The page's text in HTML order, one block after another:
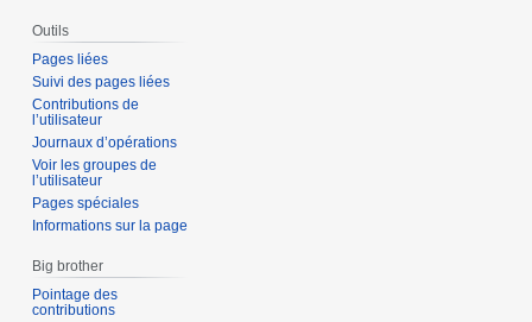
Outils
Pages liées
Suivi des pages liées
Contributions de
l’utilisateur
Journaux d’opérations
Voir les groupes de
l’utilisateur
Pages spéciales
Informations sur la page
Big brother
Pointage des
contributions